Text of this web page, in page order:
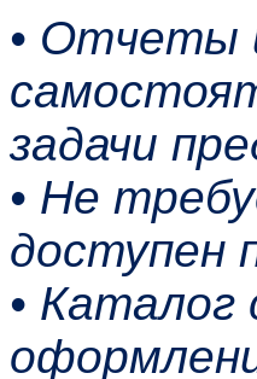
• Отчеты
задачи
• Не
доступен
•